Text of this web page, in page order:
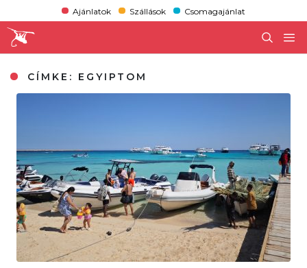
Ajánlatok Szállások Csomagajánlat
CÍMKE: EGYIPTOM